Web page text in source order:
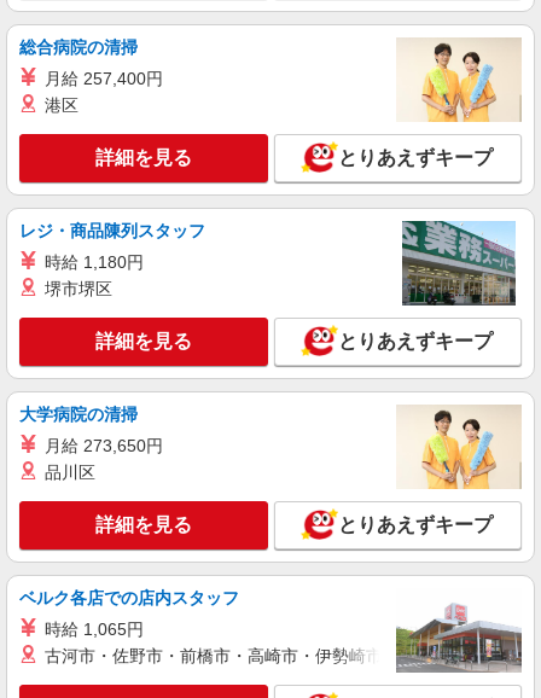
派遣社員
パーソルエクセルHRパートナーズ株式会社
事務のオシゴト
大阪府堺市西区／最寄駅：石津川駅
キープ 詳細を見る
パーソルエクセルHRパートナーズ株式会社
時給1,600円 ※当社規定あり
大阪府堺市西区／最寄駅：石津川駅
キープ 詳細を見る
派遣社員
CADオペレーター、事務作業
時給1,800円 月収例： 1800円×7時間45分＝
13,950円×20日＝27万9,000円 別途 交通費全額支
給 大阪府堺市西区鳳南町
キープ 詳細を見る
総合病院の清掃
月給 257,400円
港区
詳細を見る とりあえずキープ
レジ・商品陳列スタッフ
時給 1,180円
堺市堺区
詳細を見る とりあえずキープ
大学病院の清掃
月給 273,650円
品川区
詳細を見る とりあえずキープ
ベルク各店での店内スタッフ
時給 1,065円
古河市・佐野市・前橋市・高崎市・伊勢崎市・太田市・館林市